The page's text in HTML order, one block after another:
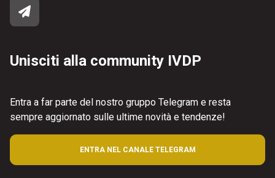
Unisciti alla community IVDP
Entra a far parte del nostro gruppo Telegram e resta
sempre aggiornato sulle ultime novità e tendenze!
ENTRA NEL CANALE TELEGRAM